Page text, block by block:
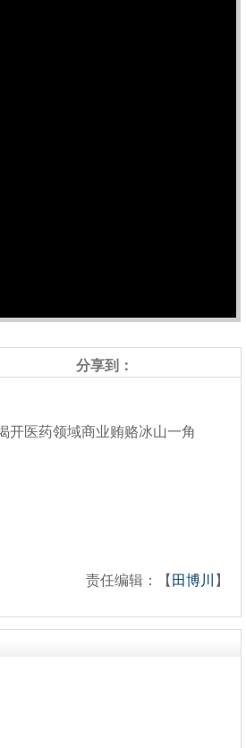
分享到：
医药领域商业贿赂冰山一角
责任编辑：【 田博川 】